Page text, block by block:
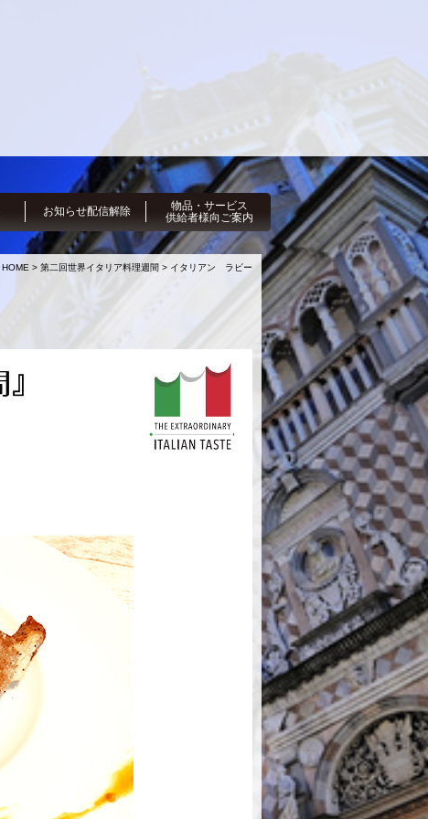
お知らせ配信解除
物品・サービス
供給者様向ご案内
HOME > 第二回世界イタリア料理週間 > イタリアン ラビー